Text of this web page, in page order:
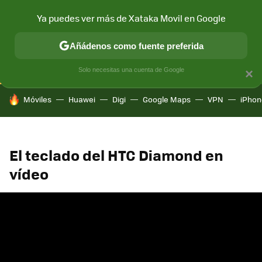
CONECTIVIDAD MÓVIL Y SOCIEDAD APLICACIONES
HOY SE HABLA DE
Móviles Huawei Digi Google Maps VPN
El teclado del HTC Diamond en
vídeo
×
Ya puedes ver más de Xataka Movil en Google
Añádenos como fuente preferida
Solo necesitas una cuenta de Google